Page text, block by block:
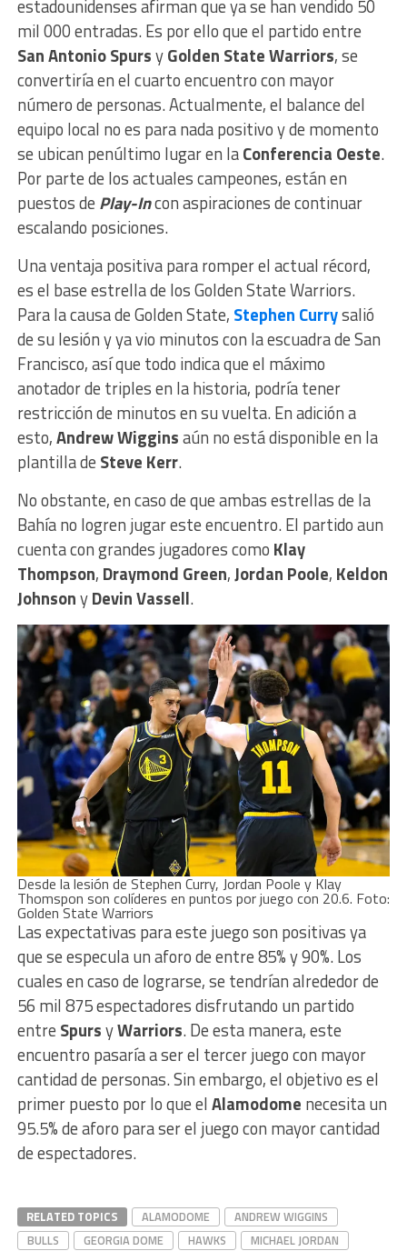
estadounidenses afirman que ya se han vendido 50
mil 000 entradas. Es por ello que el partido entre
San Antonio SpursyGolden State Warriors, se
convertiría en el cuarto encuentro con mayor
número de personas. Actualmente, el balance del
equipo local no es para nada positivo y de momento
se ubican penúltimo lugar en laConferencia Oeste.
Por parte de los actuales campeones, están en
puestos de Play-Incon aspiraciones de continuar
escalando posiciones.
Una ventaja positiva para romper el actual récord,
es el base estrella de los Golden State Warriors.
Para la causa de Golden State, Stephen Currysalió
de su lesión y ya vio minutos con la escuadra de San
Francisco, así que todo indica que el máximo
anotador de triples en la historia, podría tener
restricción de minutos en su vuelta. En adición a
esto,Andrew Wigginsaún no está disponible en la
plantilla de Steve Kerr.
No obstante, en caso de que ambas estrellas de la
Bahía no logren jugar este encuentro. El partido aun
cuenta con grandes jugadores como Klay
Thompson, Draymond Green,Jordan Poole, Keldon
JohnsonyDevin Vassell.
Desde la lesión de Stephen Curry, Jordan Poole y Klay
Thomspon son colíderes en puntos por juego con 20.6. Foto:
Golden State Warriors
Las expectativas para este juego son positivas ya
que se especula un aforo de entre 85% y 90%. Los
cuales en caso de lograrse, se tendrían alrededor de
56 mil 875 espectadores disfrutando un partido
entre SpursyWarriors. De esta manera, este
encuentro pasaría a ser el tercer juego con mayor
cantidad de personas. Sin embargo, el objetivo es el
primer puesto por lo que elAlamodome necesita un
95.5% de aforo para ser el juego con mayor cantidad
de espectadores.
RELATED TOPICS ALAMODOME
ANDREW WIGGINS
BULLS
GEORGIA DOME HAWKS
MICHAEL JORDAN